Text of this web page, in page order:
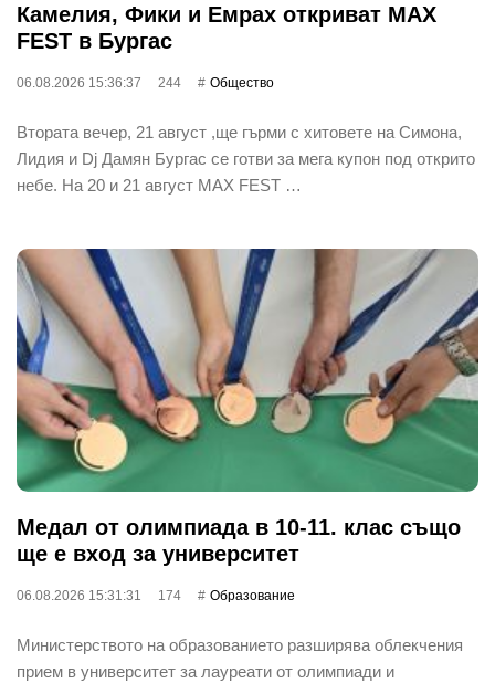
Камелия, Фики и Емрах откриват MAX
FEST в Бургас
06.08.2026 15:36:37 244 Общество
Втората вечер, 21 август ,ще гърми с хитовете на Симона,
Лидия и Dj Дамян Бургас се готви за мега купон под открито
небе. На 20 и 21 август MAX FEST …
Медал от олимпиада в 10-11. клас също
ще е вход за университет
06.08.2026 15:31:31 174 Oбразование
Министерството на образованието разширява облекчения
прием в университет за лауреати от олимпиади и